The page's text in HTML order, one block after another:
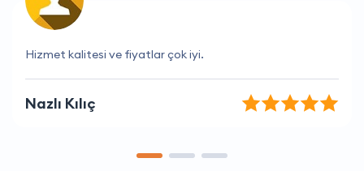
Hizmet kalitesi ve fiyat dengesi harika.
Ahu Uslu